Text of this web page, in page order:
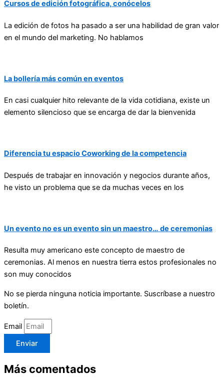
Cursos de edición fotográfica, conócelos
La edición de fotos ha pasado a ser una habilidad de gran valor
en el mundo del marketing. No hablamos
La bollería más común en eventos
En casi cualquier hito relevante de la vida cotidiana, existe un
elemento silencioso que se encarga de dar la bienvenida
Diferencia tu espacio Coworking de la competencia
Después de trabajar en innovación y negocios durante años,
he visto un problema que se da muchas veces en los
Un evento no es un evento sin un maestro… de ceremonias
Resulta muy americano este concepto de maestro de
ceremonias. Al menos en nuestra tierra estos profesionales no
son muy conocidos
No se pierda ninguna noticia importante. Suscríbase a nuestro
boletín.
Email
Enviar
Más comentados